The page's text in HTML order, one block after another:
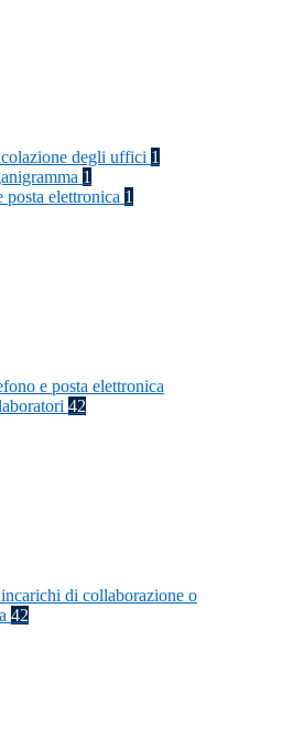
degli uffici 1
1
posta elettronica 1
e posta elettronica
42
di collaborazione o
42